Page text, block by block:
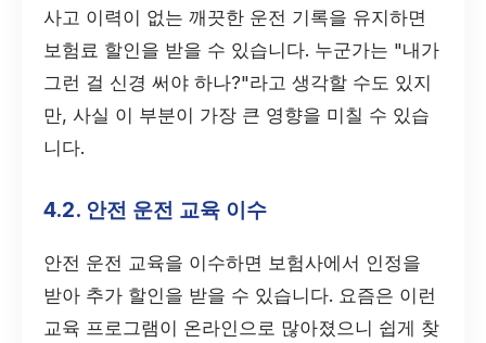
사고 이력이 없는 깨끗한 운전 기록을 유지하면
보험료 할인을 받을 수 있습니다. 누군가는 "내가
그런 걸 신경 써야 하나?"라고 생각할 수도 있지
만, 사실 이 부분이 가장 큰 영향을 미칠 수 있습
니다.
4.2. 안전 운전 교육 이수
안전 운전 교육을 이수하면 보험사에서 인정을
받아 추가 할인을 받을 수 있습니다. 요즘은 이런
교육 프로그램이 온라인으로 많아졌으니 쉽게 찾